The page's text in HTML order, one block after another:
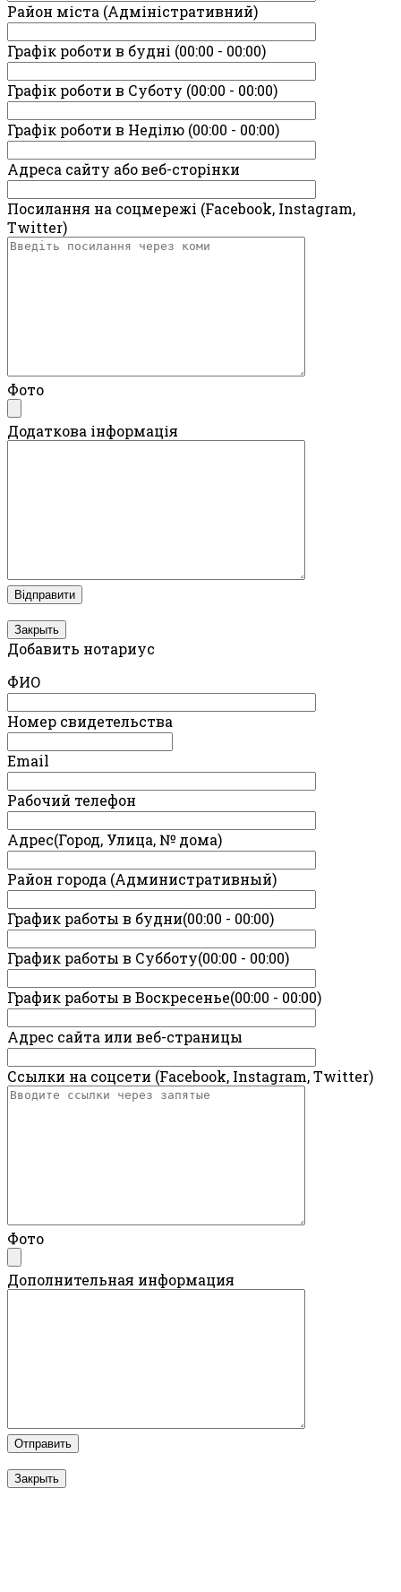
Район міста (Адміністративний)
Графік роботи в будні (00:00 - 00:00)
Графік роботи в Суботу (00:00 - 00:00)
Графік роботи в Неділю (00:00 - 00:00)
Адреса сайту або веб-сторінки
Посилання на соцмережі (Facebook, Instagram,
Twitter)
Фото
Додаткова інформація
Закрыть
Добавить нотариус
ФИО
Номер свидетельства
Email
Рабочий телефон
Адрес(Город, Улица, № дома)
Район города (Административный)
График работы в будни(00:00 - 00:00)
График работы в Субботу(00:00 - 00:00)
График работы в Воскресенье(00:00 - 00:00)
Адрес сайта или веб-страницы
Ссылки на соцсети (Facebook, Instagram, Twitter)
Фото
Дополнительная информация
Закрыть